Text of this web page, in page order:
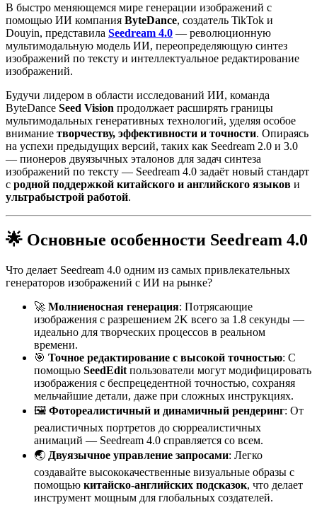
В быстро меняющемся мире генерации изображений с
помощью ИИ компания ByteDance, создатель TikTok и
Douyin, представила Seedream 4.0 — революционную
мультимодальную модель ИИ, переопределяющую синтез
изображений по тексту и интеллектуальное редактирование
изображений.
Будучи лидером в области исследований ИИ, команда
ByteDance Seed Vision продолжает расширять границы
мультимодальных генеративных технологий, уделяя особое
внимание творчеству, эффективности и точности. Опираясь
на успехи предыдущих версий, таких как Seedream 2.0 и 3.0
— пионеров двуязычных эталонов для задач синтеза
изображений по тексту — Seedream 4.0 задаёт новый стандарт
с родной поддержкой китайского и английского языков и
ультрабыстрой работой.
🌟 Основные особенности Seedream 4.0
Что делает Seedream 4.0 одним из самых привлекательных
генераторов изображений с ИИ на рынке?
🚀 Молниеносная генерация: Потрясающие
изображения с разрешением 2K всего за 1.8 секунды —
идеально для творческих процессов в реальном
времени.
🎯 Точное редактирование с высокой точностью: С
помощью SeedEdit пользователи могут модифицировать
изображения с беспрецедентной точностью, сохраняя
мельчайшие детали, даже при сложных инструкциях.
🖼️ Фотореалистичный и динамичный рендеринг: От
реалистичных портретов до сюрреалистичных
анимаций — Seedream 4.0 справляется со всем.
🌏 Двуязычное управление запросами: Легко
создавайте высококачественные визуальные образы с
помощью китайско-английских подсказок, что делает
инструмент мощным для глобальных создателей.